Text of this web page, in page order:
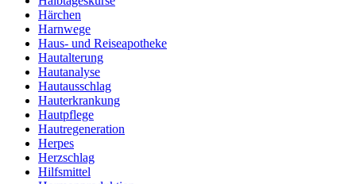
Härchen
Harnwege
Haus- und Reiseapotheke
Hautalterung
Hautanalyse
Hautausschlag
Hauterkrankung
Hautpflege
Hautregeneration
Herpes
Herzschlag
Hilfsmittel